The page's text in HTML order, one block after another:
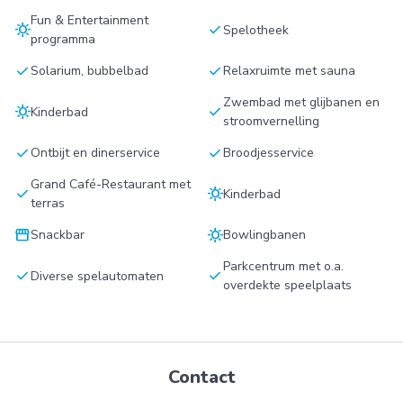
sunnyFun & Entertainment
programma
checkSpelotheek
checkSolarium, bubbelbad checkRelaxruimte met sauna
sunnyKinderbad check Zwembad met glijbanen en
stroomvernelling
check Ontbijt en dinerservice checkBroodjesservice
check Grand Café-Restaurant met
terras
sunnyKinderbad
storefrontSnackbar sunnyBowlingbanen
checkDiverse spelautomaten checkParkcentrum met o.a.
overdekte speelplaats
Contact